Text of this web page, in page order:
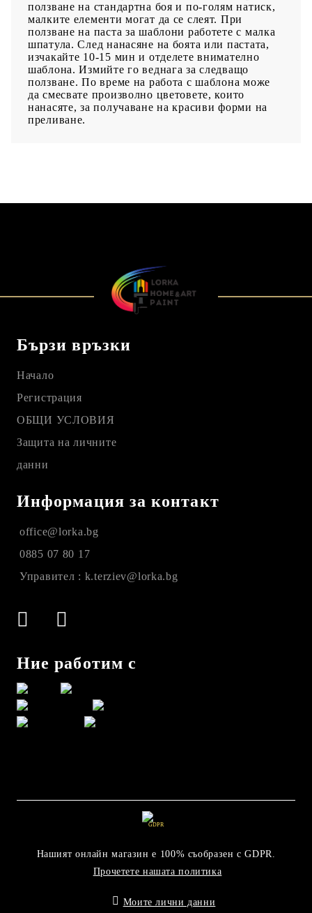
ползване на стандартна боя и по-голям натиск,
малките елементи могат да се слеят. При
ползване на паста за шаблони работете с малка
шпатула. След нанасяне на боята или пастата,
изчакайте 10-15 мин и отделете внимателно
шаблона. Измийте го веднага за следващо
ползване. По време на работа с шаблона може
да смесвате произволно цветовете, които
нанасяте, за получаване на красиви форми на
преливане.
Бързи връзки
Начало
Регистрация
ОБЩИ УСЛОВИЯ
Защита на личните
данни
Информация за контакт
office@lorka.bg
0885 07 80 17
Управител : k.terziev@lorka.bg
Ние работим с
GDPR
Нашият онлайн магазин е 100% съобразен с GDPR.
Прочетете нашата политика
Моите лични данни